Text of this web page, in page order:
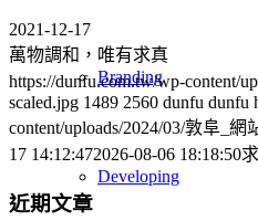
Branding
Developing
2021-12-17
萬物調和，唯有求真
https://dunfu.com.tw/wp-content/
scaled.jpg 1489 2560 dunfu dunfu
content/uploads/2024/03/敦阜_網
17 14:12:472026-08-06 18:18:50
近期文章